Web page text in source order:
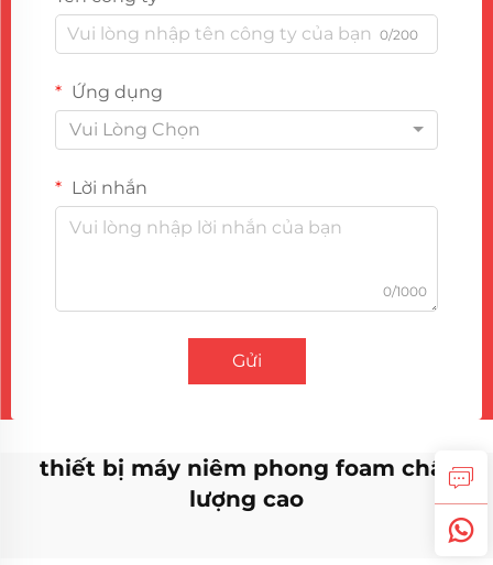
0/200
Ứng dụng
Vui Lòng Chọn
Lời nhắn
0/1000
Gửi
thiết bị máy niêm phong foam chất
lượng cao